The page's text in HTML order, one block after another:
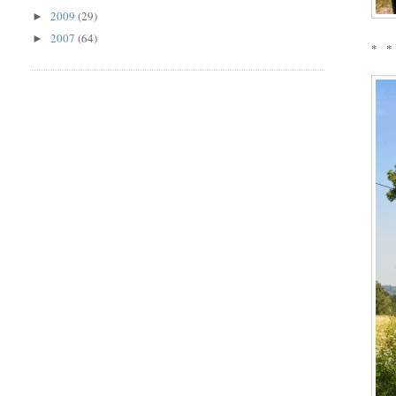
*
►2009(29)
►2007(64)